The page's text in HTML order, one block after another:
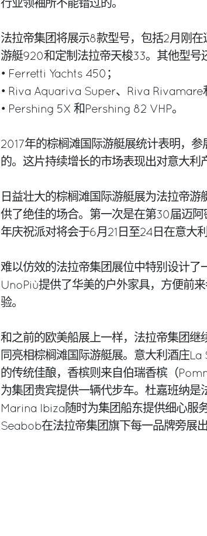
行业领袖所不能错过的。
法拉帝集团将展示8款型号，包括2月刚
游艇920和定制法拉帝天梭33。其他型号
• Ferretti Yachts 450；
• Riva Aquariva Super、Riva Rivamare
• Pershing 5X 和Pershing 82 VHP。
2017年的棕榈滩国际游艇展统计表明，
的。这片持续增长的市场表现出对意大利
日益壮大的棕榈滩国际游艇展为法拉帝
供了绝佳的场合。第一次是在第30届迈
年庆祝派对将会于6月21日至24日在意大
难以仿效的法拉帝集团展位中特别设计了
UnoPiù提供了华美的户外家具，方便前
验。
和之前的欧美船展上一样，法拉帝集团继
同亮相棕榈滩国际游艇展。意大利酒庄
的传统佳酿，香槟则来自伯瑞香槟（
为集团贵宾提供一辆代步车。杜嘉班纳是
Marina Ibiza随时为集团船东提供细心服
Seabob在法拉帝集团旗下每一品牌旁展